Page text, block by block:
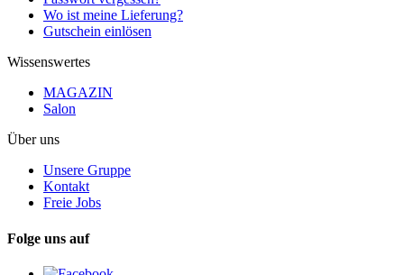
Wo ist meine Lieferung?
Gutschein einlösen
Wissenswertes
MAGAZIN
Salon
Über uns
Unsere Gruppe
Kontakt
Freie Jobs
Folge uns auf